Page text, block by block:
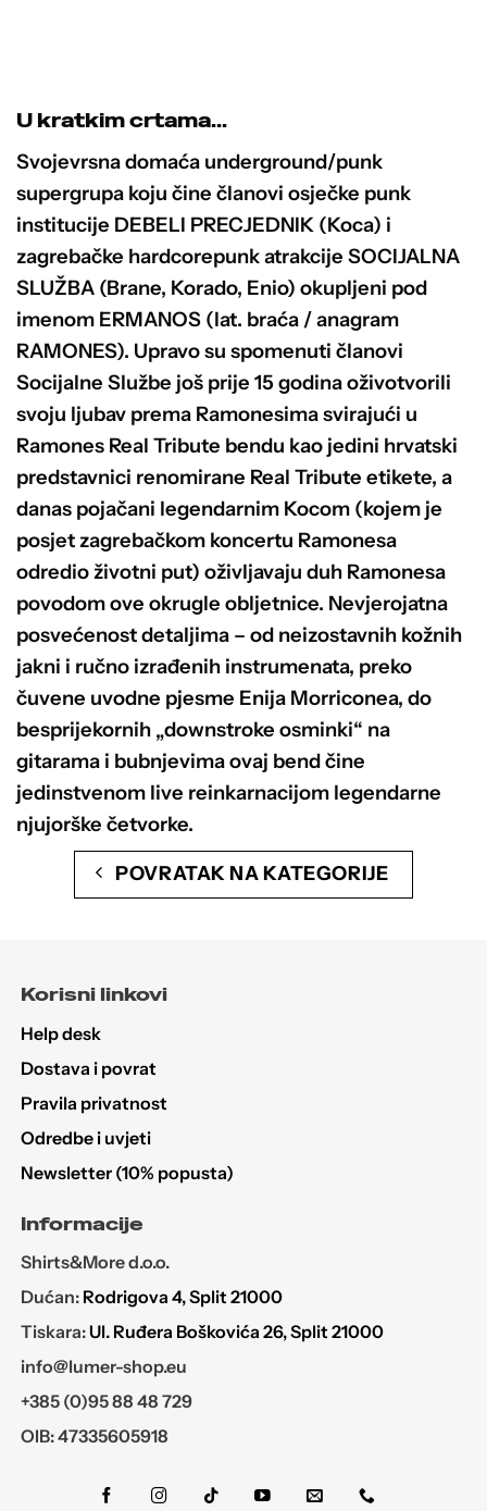
na
stranici
proizvoda
U kratkim crtama...
Svojevrsna domaća underground/punk
supergrupa koju čine članovi osječke punk
institucije DEBELI PRECJEDNIK (Koca) i
zagrebačke hardcorepunk atrakcije SOCIJALNA
SLUŽBA (Brane, Korado, Enio) okupljeni pod
imenom ERMANOS (lat. braća / anagram
RAMONES). Upravo su spomenuti članovi
Socijalne Službe još prije 15 godina oživotvorili
svoju ljubav prema Ramonesima svirajući u
Ramones Real Tribute bendu kao jedini hrvatski
predstavnici renomirane Real Tribute etikete, a
danas pojačani legendarnim Kocom (kojem je
posjet zagrebačkom koncertu Ramonesa
odredio životni put) oživljavaju duh Ramonesa
povodom ove okrugle obljetnice. Nevjerojatna
posvećenost detaljima – od neizostavnih kožnih
jakni i ručno izrađenih instrumenata, preko
čuvene uvodne pjesme Enija Morriconea, do
besprijekornih „downstroke osminki“ na
gitarama i bubnjevima ovaj bend čine
jedinstvenom live reinkarnacijom legendarne
njujorške četvorke.
POVRATAK NA KATEGORIJE
Korisni linkovi
Help desk
Dostava i povrat
Pravila privatnost
Odredbe i uvjeti
Newsletter (10% popusta)
Informacije
Shirts&More d.o.o.
Dućan: Rodrigova 4, Split 21000
Tiskara:Ul. Ruđera Boškovića 26, Split 21000
info@lumer-shop.eu
+385 (0)95 88 48 729
OIB: 47335605918